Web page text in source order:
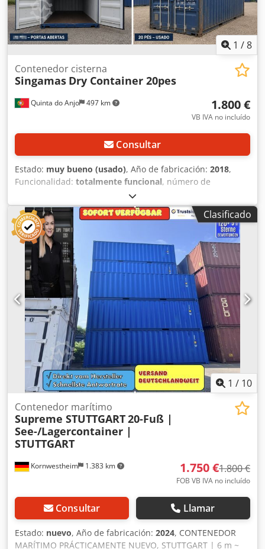
1 /8
Quinta do Anjo 497 km
Contenedor cisterna
Singamas Dry Container 20pes
1.800 €
VB IVA no incluído
Consultar
Estado: muy bueno (usado), Año de fabricación: 2018,
Funcionalidad: totalmente funcional, número de
, longitud total:
mm, peso total:2.200 kg, Equipamiento:Marcado CE,
unidad de refrigeración, Contenedores seminuevos
disponibles a buen precio. Csdpfx Akezq H Aqjkerf
Clasificado
1 / 10
Kornwestheim 1.383 km
Contenedor marítimo
Supreme STUTTGART20-Fuß |
See-/Lagercontainer |
STUTTGART
1.750 €1.800 €
FOB VB IVA no incluído
Consultar Llamar
Estado: nuevo, Año de fabricación: 2024, CONTENEDOR
MARÍTIMO PRÁCTICAMENTE NUEVO, STUTTGART | 6 m ~